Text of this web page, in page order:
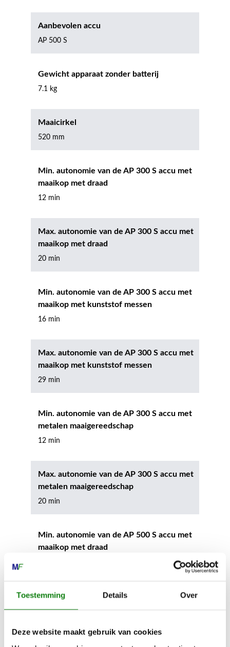
Toestemming Details Over
Deze website maakt gebruik van cookies
Aanbevolen accu
AP 500 S
Gewicht apparaat zonder batterij
7.1 kg
Maaicirkel
520 mm
Min. autonomie van de AP 300 S accu met
maaikop met draad
12 min
Max. autonomie van de AP 300 S accu met
maaikop met draad
20 min
Min. autonomie van de AP 300 S accu met
maaikop met kunststof messen
16 min
Max. autonomie van de AP 300 S accu met
maaikop met kunststof messen
29 min
Min. autonomie van de AP 300 S accu met
metalen maaigereedschap
12 min
Max. autonomie van de AP 300 S accu met
metalen maaigereedschap
20 min
Min. autonomie van de AP 500 S accu met
maaikop met draad
Max. autonomie van de AP 500 S accu met
maaikop met draad